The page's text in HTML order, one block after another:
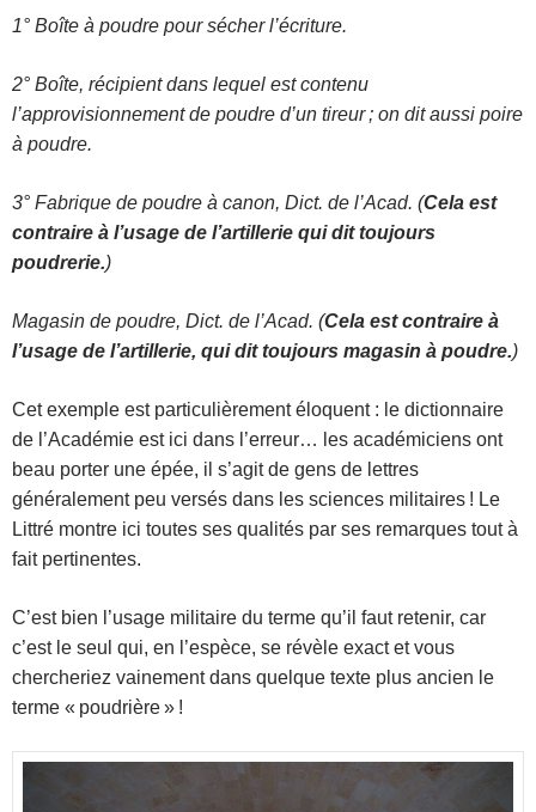
1° Boîte à poudre pour sécher l’écriture.
2° Boîte, récipient dans lequel est contenu
l’approvisionnement de poudre d’un tireur ; on dit aussi poire
à poudre.
3° Fabrique de poudre à canon, Dict. de l’Acad. (Cela est
contraire à l’usage de l’artillerie qui dit toujours
poudrerie.)
Magasin de poudre, Dict. de l’Acad. (Cela est contraire à
l’usage de l’artillerie, qui dit toujours magasin à poudre.)
Cet exemple est particulièrement éloquent : le dictionnaire
de l’Académie est ici dans l’erreur… les académiciens ont
beau porter une épée, il s’agit de gens de lettres
généralement peu versés dans les sciences militaires ! Le
Littré montre ici toutes ses qualités par ses remarques tout à
fait pertinentes.
C’est bien l’usage militaire du terme qu’il faut retenir, car
c’est le seul qui, en l’espèce, se révèle exact et vous
chercheriez vainement dans quelque texte plus ancien le
terme « poudrière » !